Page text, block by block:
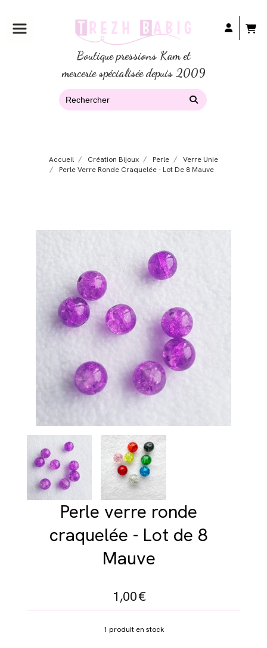
Boutique pressions Kam et
mercerie spécialisée depuis 2009
Accueil Création Bijoux Perle
Verre Unie
Perle Verre Ronde Craquelée - Lot De 8 Mauve
Perle verre ronde
craquelée - Lot de 8
Mauve
1,00€
1 produit en stock